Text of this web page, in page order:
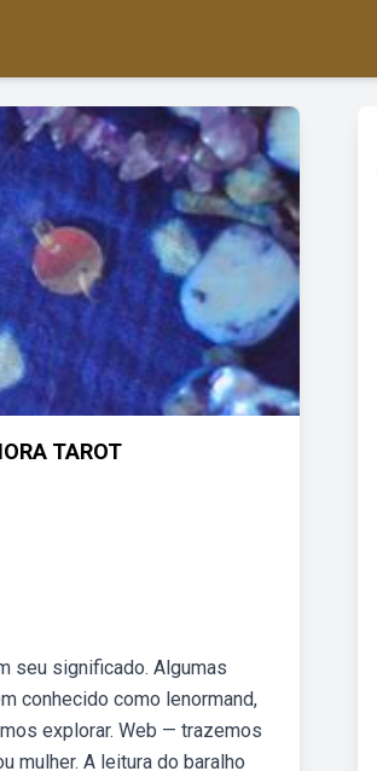
TAROT
seu significado. Algumas
conhecido como lenormand,
explorar. Web — trazemos
mulher. A leitura do baralho